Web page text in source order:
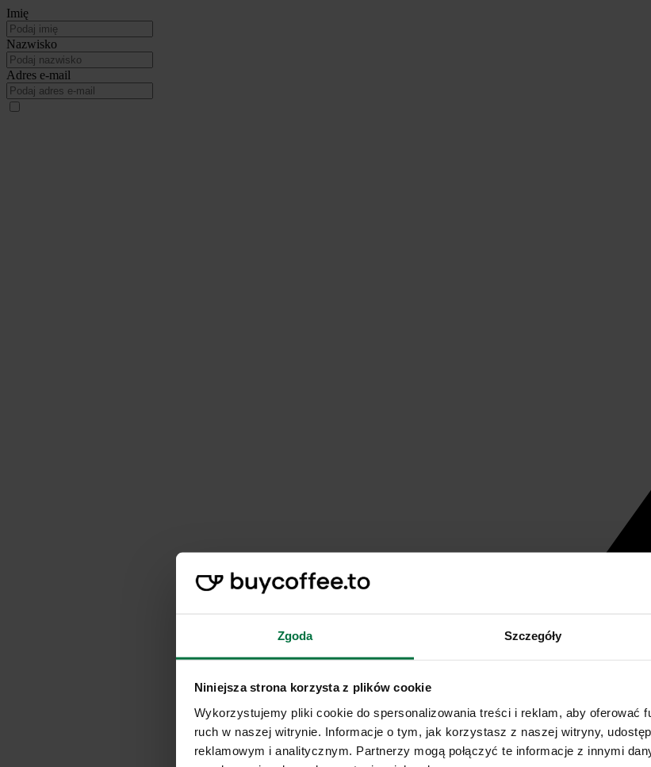
Zgoda Szczegóły
Niniejsza strona korzysta z plików cookie
Wykorzystujemy pliki cookie do spersonalizowania treści i reklam, aby oferować
ruch w naszej witrynie. Informacje o tym, jak korzystasz z naszej witryny,
reklamowym i analitycznym. Partnerzy mogą połączyć te informacje z innymi
Imię
Nazwisko
Adres e-mail